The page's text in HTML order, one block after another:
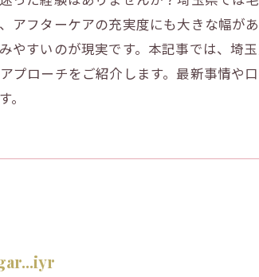
アフターケアの充実度にも大きな幅が
やすいのが現実です。本記事では、埼
プローチをご紹介します。最新事情や